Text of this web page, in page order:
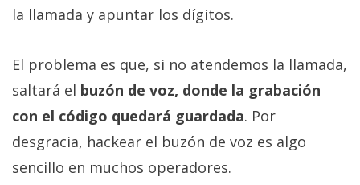
Legal
El medio de
comunicación
digital donde
encontrarás
noticias sobre
tecnología,
móviles,
la llamada y apuntar los dígitos.
El problema es que, si no atendemos la llamada,
saltará el buzón de voz, donde la grabación
con el código quedará guardada. Por
desgracia, hackear el buzón de voz es algo
sencillo en muchos operadores.